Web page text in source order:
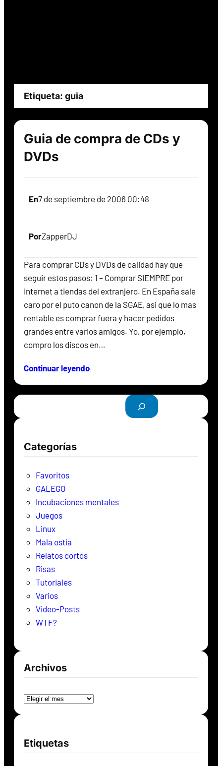
Etiqueta: guia
Guia de compra de CDs y
DVDs
En7 de septiembre de 2006 00:48
PorZapperDJ
Para comprar CDs y DVDs de calidad hay que
seguir estos pasos: 1 – Comprar SIEMPRE por
internet a tiendas del extranjero. En España sale
caro por el puto canon de la SGAE, asi que lo mas
rentable es comprar fuera y hacer pedidos
grandes entre varios amigos. Yo, por ejemplo,
compro los discos en…
Continuar leyendo
B
u
s
Categorías
Favoritos
GALEGO
Incubaciones mentales
Juegos
Linux
Mala ostia
Relatos cortos
Risas
Tutoriales
Varios
Video-Posts
WTF?
Archivos
Etiquetas